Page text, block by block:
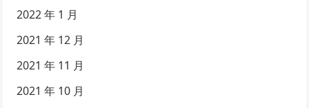
2022 年 1 月
2021 年 12 月
2021 年 11 月
2021 年 10 月